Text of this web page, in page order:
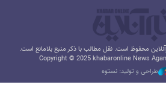
محفوظ است. نقل مطالب با ذکر منبع بلامانع است.
Copyright © 2025 khabaronline News
طراحی و تولید: نستوه